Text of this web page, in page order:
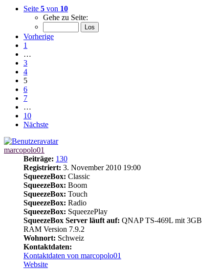
Seite 5 von 10
Gehe zu Seite:
Vorherige
1
…
3
4
5
6
7
…
10
Nächste
marcopolo01
Beiträge: 130
Registriert: 3. November 2010 19:00
SqueezeBox: Classic
SqueezeBox: Boom
SqueezeBox: Touch
SqueezeBox: Radio
SqueezeBox: SqueezePlay
SqueezeBox Server läuft auf: QNAP TS-469L mit 3GB
RAM Version 7.9.2
Wohnort: Schweiz
Kontaktdaten:
Kontaktdaten von marcopolo01
Website